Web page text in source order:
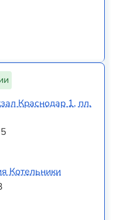
Краснодар 1, пл.
Котельники